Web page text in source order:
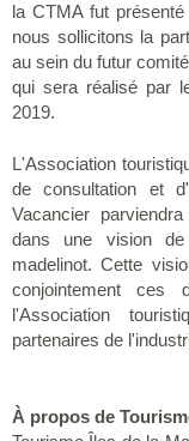
la CTMA fut
nous sollicitons la
au sein du futur
qui sera réalisé par
2019.
L'Association
de consultation et
Vacancier
dans une vision de
madelinot. Cette
conjointement ces
l'Association
partenaires de
À propos de